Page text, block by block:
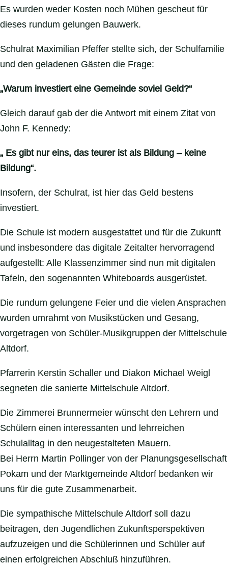
Es wurden weder Kosten noch Mühen gescheut für
dieses rundum gelungen Bauwerk.
Schulrat Maximilian Pfeffer stellte sich, der Schulfamilie
und den geladenen Gästen die Frage:
„Warum investiert eine Gemeinde soviel Geld?“
Gleich darauf gab der die Antwort mit einem Zitat von
John F. Kennedy:
„ Es gibt nur eins, das teurer ist als Bildung – keine
Bildung“.
Insofern, der Schulrat, ist hier das Geld bestens
investiert.
Die Schule ist modern ausgestattet und für die Zukunft
und insbesondere das digitale Zeitalter hervorragend
aufgestellt: Alle Klassenzimmer sind nun mit digitalen
Tafeln, den sogenannten Whiteboards ausgerüstet.
Die rundum gelungene Feier und die vielen Ansprachen
wurden umrahmt von Musikstücken und Gesang,
vorgetragen von Schüler-Musikgruppen der Mittelschule
Altdorf.
Pfarrerin Kerstin Schaller und Diakon Michael Weigl
segneten die sanierte Mittelschule Altdorf.
Die Zimmerei Brunnermeier wünscht den Lehrern und
Schülern einen interessanten und lehrreichen
Schulalltag in den neugestalteten Mauern.
Bei Herrn Martin Pollinger von der Planungsgesellschaft
Pokam und der Marktgemeinde Altdorf bedanken wir
uns für die gute Zusammenarbeit.
Die sympathische Mittelschule Altdorf soll dazu
beitragen, den Jugendlichen Zukunftsperspektiven
aufzuzeigen und die Schülerinnen und Schüler auf
einen erfolgreichen Abschluß hinzuführen.